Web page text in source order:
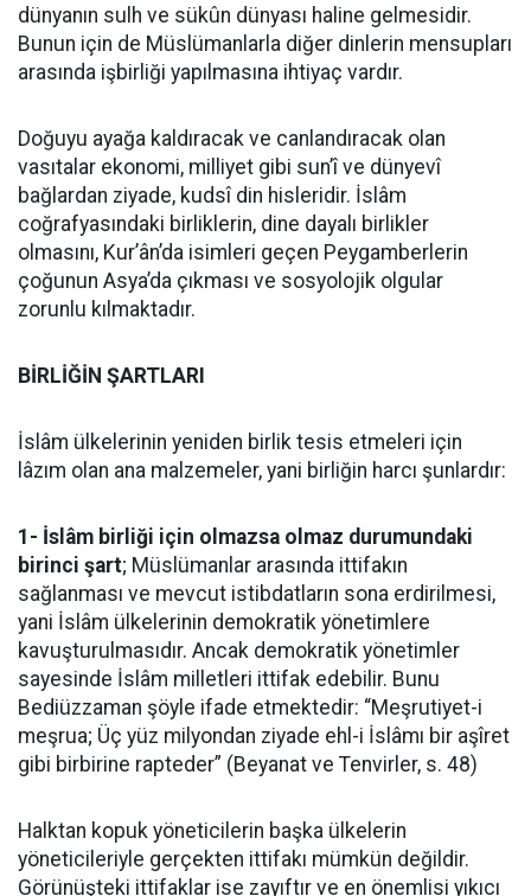
dünyanın sulh ve sükûn dünyası haline gelmesidir.
Bunun için de Müslümanlarla diğer dinlerin mensupları
arasında işbirliği yapılmasına ihtiyaç vardır.
Doğuyu ayağa kaldıracak ve canlandıracak olan
vasıtalar ekonomi, milliyet gibi sun’î ve dünyevî
bağlardan ziyade, kudsî din hisleridir. İslâm
coğrafyasındaki birliklerin, dine dayalı birlikler
olmasını, Kur’ân’da isimleri geçen Peygamberlerin
çoğunun Asya’da çıkması ve sosyolojik olgular
zorunlu kılmaktadır.
BİRLİĞİN ŞARTLARI
İslâm ülkelerinin yeniden birlik tesis etmeleri için
lâzım olan ana malzemeler, yani birliğin harcı şunlardır:
1- İslâm birliği için olmazsa olmaz durumundaki
birinci şart; Müslümanlar arasında ittifakın
sağlanması ve mevcut istibdatların sona erdirilmesi,
yani İslâm ülkelerinin demokratik yönetimlere
kavuşturulmasıdır. Ancak demokratik yönetimler
sayesinde İslâm milletleri ittifak edebilir. Bunu
Bediüzzaman şöyle ifade etmektedir: “Meşrutiyet-i
meşrua; Üç yüz milyondan ziyade ehl-i İslâmı bir aşîret
gibi birbirine rapteder” (Beyanat ve Tenvirler, s. 48)
Halktan kopuk yöneticilerin başka ülkelerin
yöneticileriyle gerçekten ittifakı mümkün değildir.
Görünüşteki ittifaklar ise zayıftır ve en önemlisi yıkıcı